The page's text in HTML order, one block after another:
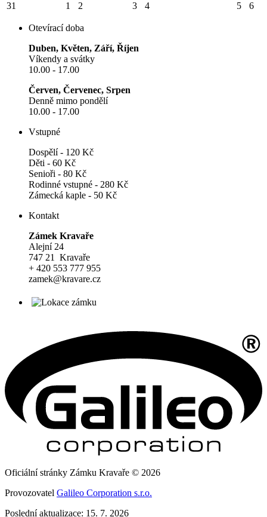
31 1 2 3 4 5 6
Otevírací doba
Duben, Květen, Září, Říjen
Víkendy a svátky
10.00 - 17.00
Červen, Červenec, Srpen
Denně mimo pondělí
10.00 - 17.00
Vstupné
Dospělí - 120 Kč
Děti - 60 Kč
Senioři - 80 Kč
Rodinné vstupné - 280 Kč
Zámecká kaple - 50 Kč
Kontakt
Zámek Kravaře
Alejní 24
747 21 Kravaře
+ 420 553 777 955
zamek@kravare.cz
Oficiální stránky Zámku Kravaře © 2026
Provozovatel Galileo Corporation s.r.o.
Poslední aktualizace: 15. 7. 2026